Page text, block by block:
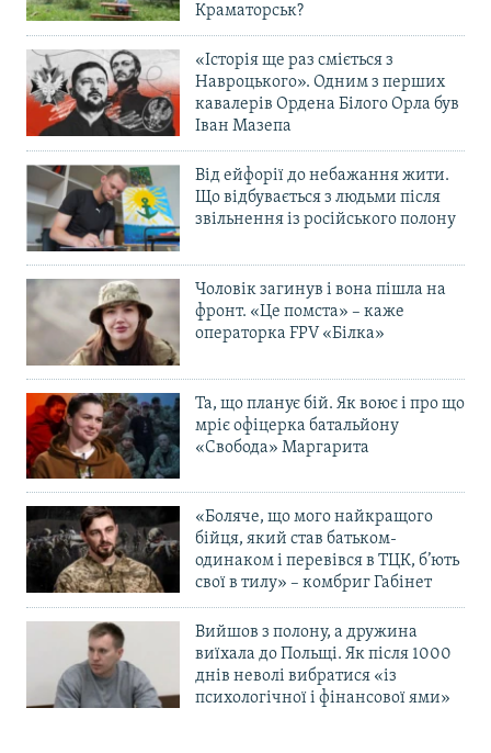
Краматорськ?
«Історія ще раз сміється з
Навроцького». Одним з перших
кавалерів Ордена Білого Орла був
Іван Мазепа
Від ейфорії до небажання жити.
Що відбувається з людьми після
звільнення із російського полону
Чоловік загинув і вона пішла на
фронт. «Це помста» – каже
операторка FPV «Білка»
Та, що планує бій. Як воює і про що
мріє офіцерка батальйону
«Свобода» Маргарита
«Боляче, що мого найкращого
бійця, який став батьком-
одинаком і перевівся в ТЦК, б’ють
свої в тилу» – комбриг Габінет
Вийшов з полону, а дружина
виїхала до Польщі. Як після 1000
днів неволі вибратися «із
психологічної і фінансової ями»